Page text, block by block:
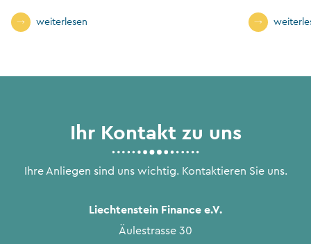
weiterlesen
Ihr Kontakt zu uns
Ihre Anliegen sind uns wichtig. Kontaktieren Sie uns.
Liechtenstein Finance e.V.
Äulestrasse 30